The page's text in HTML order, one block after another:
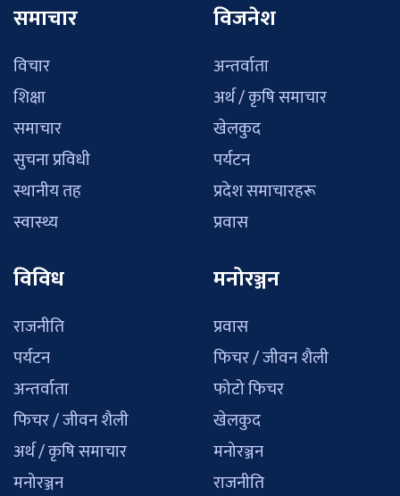
समाचार
विचार
शिक्षा
समाचार
सुचना प्रविधी
स्थानीय तह
स्वास्थ्य
विजनेश
अन्तर्वाता
अर्थ / कृषि समाचार
खेलकुद
पर्यटन
प्रदेश समाचारहरू
प्रवास
विविध
राजनीति
पर्यटन
अन्तर्वाता
फिचर / जीवन शैली
अर्थ / कृषि समाचार
मनोरञ्जन
मनोरञ्जन
प्रवास
फिचर / जीवन शैली
फोटो फिचर
खेलकुद
मनोरञ्जन
राजनीति